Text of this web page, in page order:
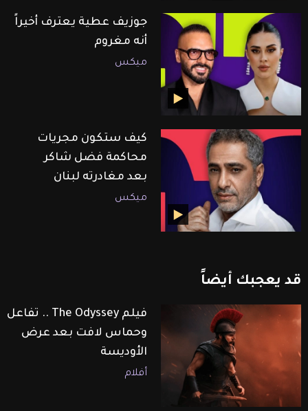
جوزيف عطية يعترف أخيراً
أنه مغروم
ميكس
كيف ستكون مجريات
محاكمة فضل شاكر
بعد مغادرته لبنان
ميكس
قد يعجبك أيضاً
فيلم The Odyssey .. تفاعل
وحماس لافت بعد عرض
الأوديسة
أفلام